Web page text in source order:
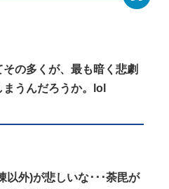
の多くが、最も暗く悲劇
うんだろうか。lol
以外)が悲しいな･･･荼毘が